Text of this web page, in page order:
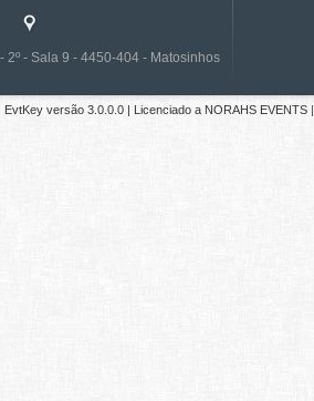
2º - Sala 9 - 4450-404 - Matosinhos
EvtKey versão 3.0.0.0| Licenciado a NORAHS EVENTS